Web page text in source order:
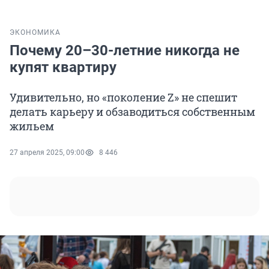
ЭКОНОМИКА
Почему 20–30-летние никогда не
купят квартиру
Удивительно, но «поколение Z» не спешит
делать карьеру и обзаводиться собственным
жильем
27 апреля 2025, 09:00 8 446